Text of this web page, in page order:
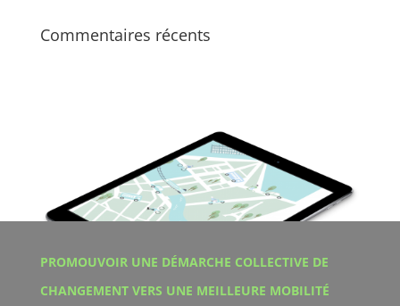
Commentaires récents
PROMOUVOIR UNE DÉMARCHE COLLECTIVE DE
CHANGEMENT VERS UNE MEILLEURE MOBILITÉ